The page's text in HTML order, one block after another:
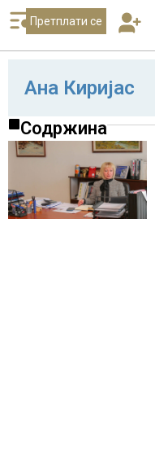
Претплати се
Ана Киријас
Содржина